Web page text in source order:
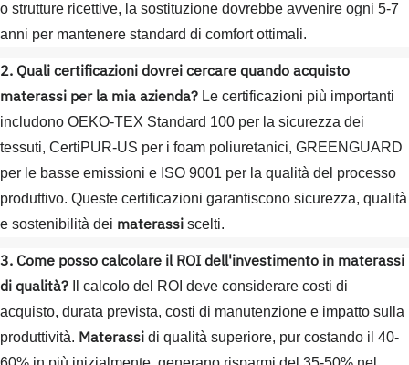
o strutture ricettive, la sostituzione dovrebbe avvenire ogni 5-7
anni per mantenere standard di comfort ottimali.
2. Quali certificazioni dovrei cercare quando acquisto
materassi per la mia azienda? Le certificazioni più importanti
includono OEKO-TEX Standard 100 per la sicurezza dei
tessuti, CertiPUR-US per i foam poliuretanici, GREENGUARD
per le basse emissioni e ISO 9001 per la qualità del processo
produttivo. Queste certificazioni garantiscono sicurezza, qualità
e sostenibilità dei materassi scelti.
3. Come posso calcolare il ROI dell'investimento in materassi
di qualità? Il calcolo del ROI deve considerare costi di
acquisto, durata prevista, costi di manutenzione e impatto sulla
produttività. Materassi di qualità superiore, pur costando il 40-